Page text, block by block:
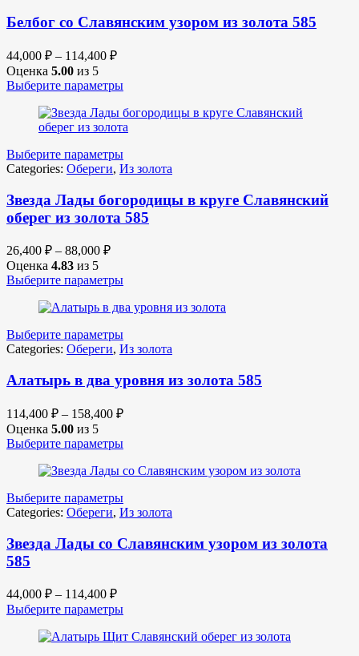
Белбог со Славянским узором из золота 585
44,000 ₽ – 114,400 ₽
Оценка 5.00 из 5
Выберите параметры
Выберите параметры
Categories: Обереги, Из золота
Звезда Лады богородицы в круге Славянский
оберег из золота 585
26,400 ₽ – 88,000 ₽
Оценка 4.83 из 5
Выберите параметры
Выберите параметры
Categories: Обереги, Из золота
Алатырь в два уровня из золота 585
114,400 ₽ – 158,400 ₽
Оценка 5.00 из 5
Выберите параметры
Выберите параметры
Categories: Обереги, Из золота
Звезда Лады со Славянским узором из золота
585
44,000 ₽ – 114,400 ₽
Выберите параметры